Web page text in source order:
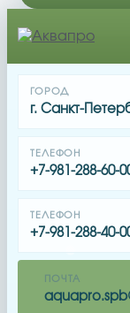
содержимому
ГОРОД
г. Санкт-
ТЕЛЕФОН
+7-981-288-60-
ТЕЛЕФОН
+7-981-288-40-
ПОЧТА
Монтаж
Монтаж
ЛО —